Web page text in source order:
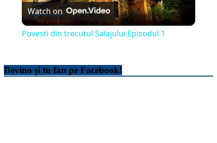
Video
Watch on
Povesti din trecutul Salajului Episodul 1
Devino și tu fan pe Facebook!